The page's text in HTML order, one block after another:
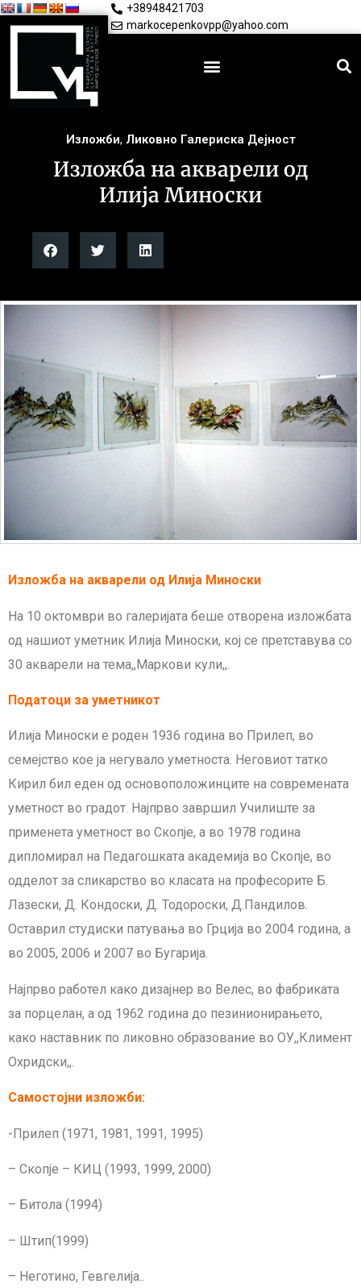
+38948421703
markocepenkovpp@yahoo.com
Изложби, Ликовно Галериска Дејност
Изложба на акварели од
Илија Миноски
Изложба на акварели од Илија Миноски
На 10 октомври во галеријата беше отворена изложбата
од нашиот уметник Илија Миноски, кој се претставува со
30 акварели на тема,,Маркови кули,,.
Податоци за уметникот
Илија Миноски е роден 1936 година во Прилеп, во
семејство кое ја негувало уметноста. Неговиот татко
Кирил бил еден од основоположинците на современата
уметност во градот. Најпрво завршил Училиште за
применета уметност во Скопје, а во 1978 година
дипломирал на Педагошката академија во Скопје, во
одделот за сликарство во класата на професорите Б.
Лазески, Д. Кондоски, Д. Тодороски, Д.Пандилов.
Оставрил студиски патувања во Грција во 2004 година, а
во 2005, 2006 и 2007 во Бугарија.
Најпрво работел како дизајнер во Велес, во фабриката
за порцелан, а од 1962 година до пезинионирањето,
како наставник по ликовно образование во ОУ,,Климент
Охридски,,.
Самостојни изложби:
-Прилеп (1971, 1981, 1991, 1995)
– Скопје – КИЦ (1993, 1999, 2000)
– Битола (1994)
– Штип(1999)
– Неготино, Гевгелија..